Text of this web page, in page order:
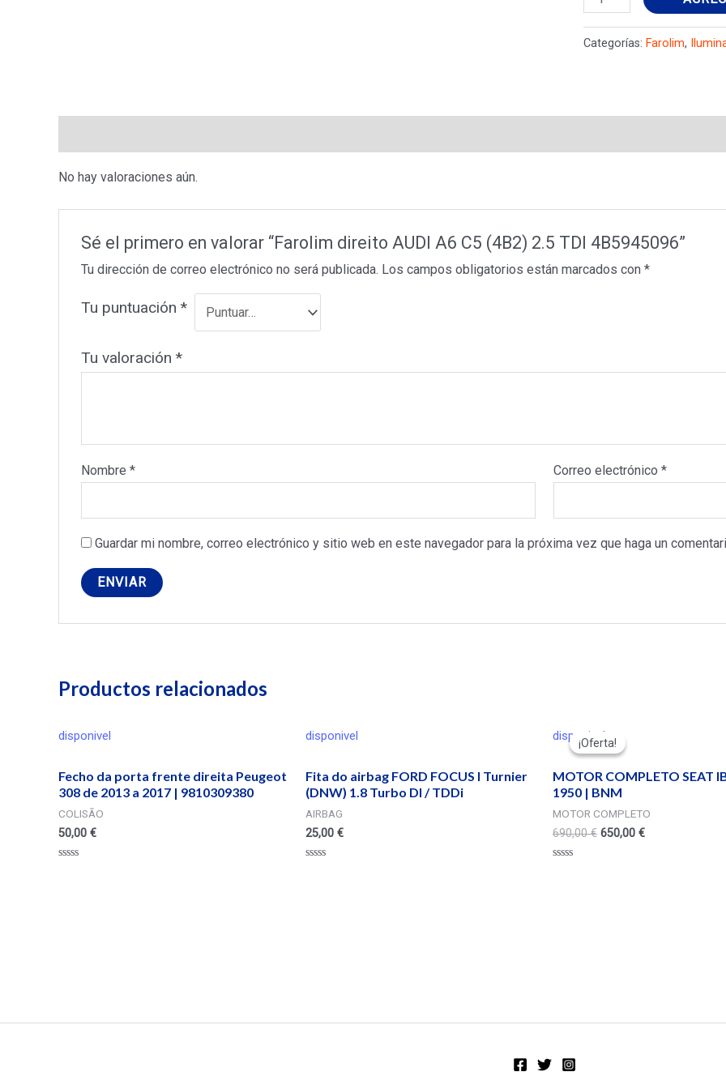
AUDI
(4B2)
cantidad
Categorías: Farolim,
No hay valoraciones aún.
Sé el primero en valorar “Farolim direito AUDI A6 C5 (4B2) 2.5 TDI 4B5945096”
Tu dirección de correo electrónico no será publicada. Los campos obligatorios están marcados con *
Tu puntuación *
Tu valoración *
Nombre * Correo electrónico*
Guardar mi nombre, correo electrónico y sitio web en este navegador para la próxima vez que haga un
Productos relacionados
disponivel
Fecho da porta frente direita Peugeot
308 de 2013 a 2017 | 9810309380
COLISÃO
50,00 €
disponivel
Fita do airbag FORD FOCUS I Turnier
(DNW) 1.8 Turbo DI / TDDi
AIRBAG
25,00 €
¡Oferta!
disponivel
¡Oferta!
MOTOR COMPLETO SEAT
1950 | BNM
MOTOR COMPLETO
690,00€ 650,00 €